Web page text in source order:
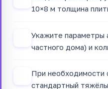
10×8 м толщина
Укажите параметры
частного дома) и
При необходимости
стандартный